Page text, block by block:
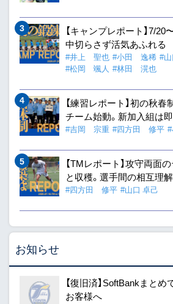
【キャンプレポート】7/
中切らさず活気あふれる
#井上 聖也 #小田 逸稀 #
#松岡 颯人 #林田 滉也
【練習レポート】初の秋
チーム始動。新加入組は
#吉岡 宗重 #四方田 修平
【TMレポート】攻守両面
と収穫。選手間の相互理
#四方田 修平 #山口 卓己
お知らせ
【復旧済】SoftBankまと
お客様へ